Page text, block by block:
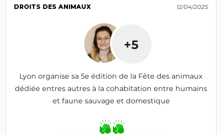
DROITS DES ANIMAUX 12/04/2025
+5
Lyon organise sa 5e édition de la Fête des animaux
dédiée entres autres à la cohabitation entre humains
et faune sauvage et domestique